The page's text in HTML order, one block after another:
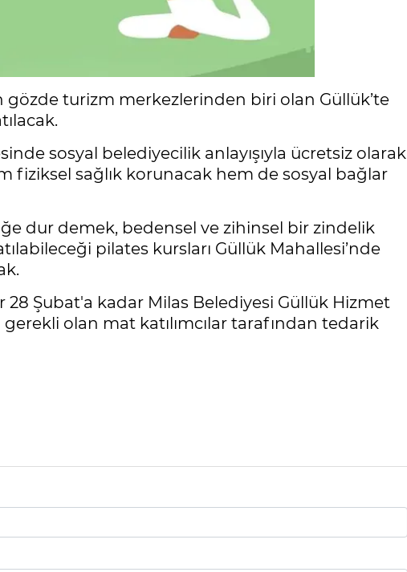
gözde turizm merkezlerinden biri olan Güllük’te
sosyal belediyecilik anlayışıyla ücretsiz olarak
fiziksel sağlık korunacak hem de sosyal bağlar
dur demek, bedensel ve zihinsel bir zindelik
pilates kursları Güllük Mahallesi’nde
Şubat'a kadar Milas Belediyesi Güllük Hizmet
gerekli olan mat katılımcılar tarafından tedarik